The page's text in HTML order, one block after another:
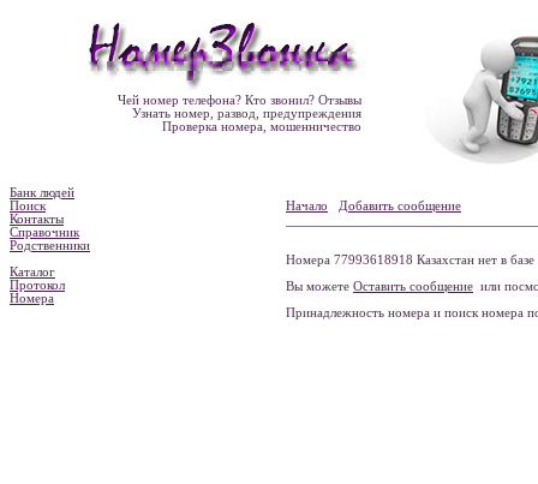
Чей номер телефона? Кто звонил? Отзывы
Узнать номер, развод, предупреждения
Проверка номера, мошенничество
Банк людей
Поиск
Контакты
Справочник
Родственники
Каталог
Протокол
Номера
Начало Добавить сообщение
Номера 77993618918 Казахстан нет в базе
Вы можете Оставить сообщение или
Принадлежность номера и поиск номера